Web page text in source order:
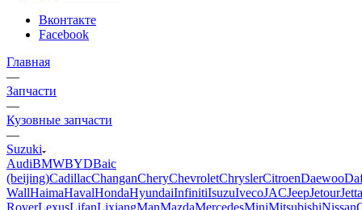
Вконтакте
Facebook
Главная
—
Запчасти
—
Кузовные запчасти
—
Suzuki
AudiBMWBYDBaic
(beijing)CadillacChanganCheryChevroletChryslerCitroenDaewoo
WallHaimaHavalHondaHyundaiInfinitiIsuzuIvecoJACJeepJetourJetta
RoverLexusLifanLixiangManMazdaMercedesMiniMitsubishiNissan